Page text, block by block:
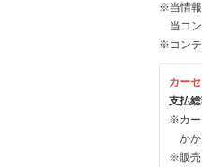
※当情報
当コ
※コンテ
カー
支払
※カー
か
※販売